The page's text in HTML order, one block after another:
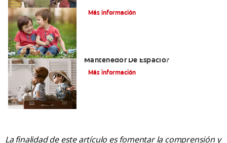
Más información
Mantenedor De Espacio?
Más información
La finalidad de este artículo es fomentar la comprensión y